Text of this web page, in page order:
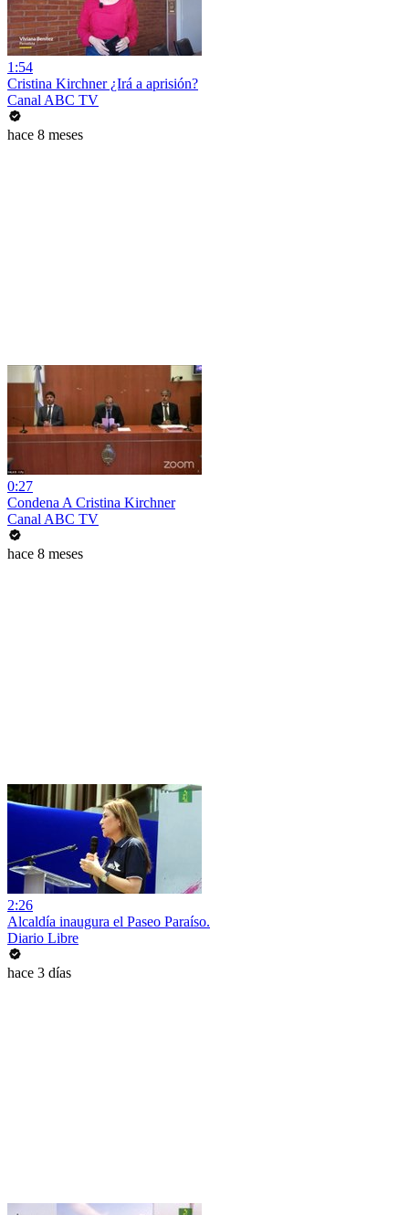
1:54
Cristina Kirchner ¿Irá a aprisión?
Canal ABC TV
hace 8 meses
0:27
Condena A Cristina Kirchner
Canal ABC TV
hace 8 meses
2:26
Alcaldía inaugura el Paseo Paraíso.
Diario Libre
hace 3 días